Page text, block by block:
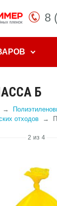
8
Б
отходов
2 из 4